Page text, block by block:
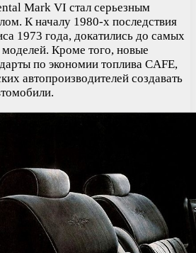
Mark VI стал серьезным
К началу 1980-х последствия
1973 года, докатились до самых
Кроме того, новые
по экономии топлива CAFE,
автопроизводителей создавать